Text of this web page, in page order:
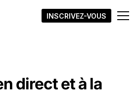
INSCRIVEZ-VOUS
direct et à la